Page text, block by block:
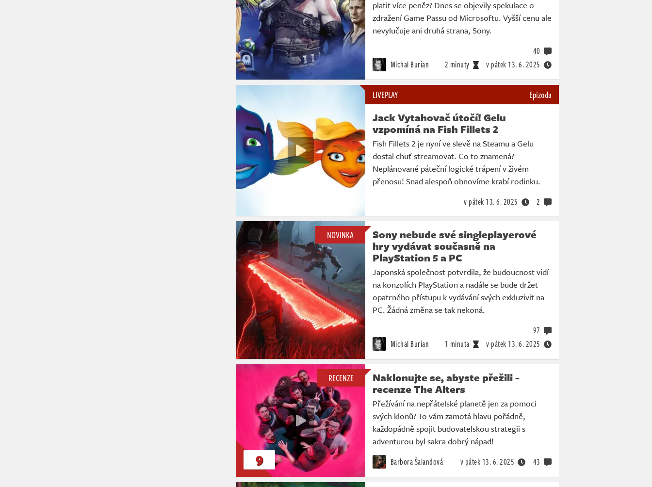
platit více peněz? Dnes se objevily spekulace o
zdražení Game Passu od Microsoftu. Vyšší cenu ale
nevylučuje ani druhá strana, Sony.
Michal Burian 2 minuty v pátek 13. 6. 2025
40
LIVEPLAY Epizoda
Jack Vytahovač útočí! Gelu
vzpomíná na Fish Fillets 2
Fish Fillets 2 je nyní ve slevě na Steamu a Gelu
dostal chuť streamovat. Co to znamená?
Neplánované páteční logické trápení v živém
přenosu! Snad alespoň obnovíme krabí rodinku.
v pátek 13. 6. 2025 2
NOVINKA
Sony nebude své singleplayerové
hry vydávat současně na
PlayStation 5 a PC
Japonská společnost potvrdila, že budoucnost vidí
na konzolích PlayStation a nadále se bude držet
opatrného přístupu k vydávání svých exkluzivit na
PC. Žádná změna se tak nekoná.
Michal Burian 1 minuta v pátek 13. 6. 2025
97
RECENZE
9
Naklonujte se, abyste přežili -
recenze The Alters
Přežívání na nepřátelské planetě jen za pomoci
svých klonů? To vám zamotá hlavu pořádně,
každopádně spojit budovatelskou strategii s
adventurou byl sakra dobrý nápad!
Barbora Šalandová v pátek 13. 6. 2025 43